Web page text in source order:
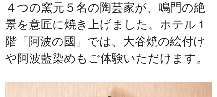
４つの窯元５名の陶芸家が、鳴門の絶
景を意匠に焼き上げました。ホテル１
階「阿波の國」では、大谷焼の絵付け
や阿波藍染めもご体験いただけます。